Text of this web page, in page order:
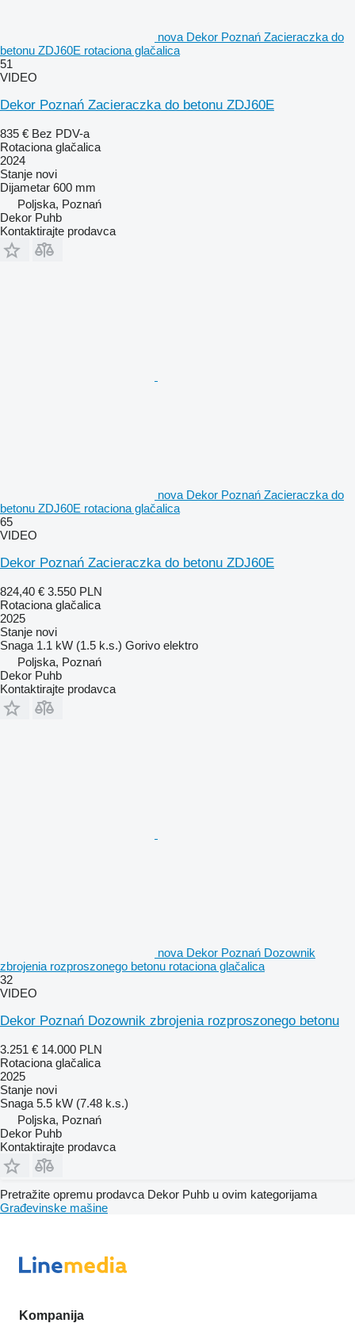
nova Dekor Poznań Zacieraczka do
betonu ZDJ60E rotaciona glačalica
51
VIDEO
Dekor Poznań Zacieraczka do betonu ZDJ60E
835 € Bez PDV-a
Rotaciona glačalica
2024
Stanje novi
Dijametar 600 mm
Poljska, Poznań
Dekor Puhb
Kontaktirajte prodavca
nova Dekor Poznań Zacieraczka do
betonu ZDJ60E rotaciona glačalica
65
VIDEO
Dekor Poznań Zacieraczka do betonu ZDJ60E
824,40 € 3.550 PLN
Rotaciona glačalica
2025
Stanje novi
Snaga 1.1 kW (1.5 k.s.) Gorivo elektro
Poljska, Poznań
Dekor Puhb
Kontaktirajte prodavca
nova Dekor Poznań Dozownik
zbrojenia rozproszonego betonu rotaciona glačalica
32
VIDEO
Dekor Poznań Dozownik zbrojenia rozproszonego betonu
3.251 € 14.000 PLN
Rotaciona glačalica
2025
Stanje novi
Snaga 5.5 kW (7.48 k.s.)
Poljska, Poznań
Dekor Puhb
Kontaktirajte prodavca
Pretražite opremu prodavca Dekor Puhb u ovim kategorijama
Građevinske mašine
Kompanija